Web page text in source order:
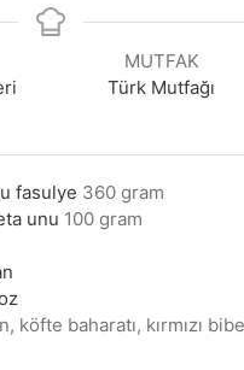
MUTFAK
Türk Mutfağı
fasulye 360 gram
unu 100 gram
köfte baharatı, kırmızı